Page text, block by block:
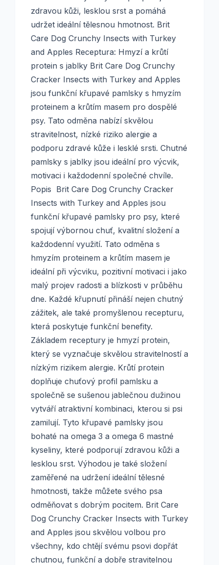
zdravou kůži, lesklou srst a pomáhá
udržet ideální tělesnou hmotnost. Brit
Care Dog Crunchy Insects with Turkey
and Apples Receptura: Hmyzí a krůtí
protein s jablky Brit Care Dog Crunchy
Cracker Insects with Turkey and Apples
jsou funkční křupavé pamlsky s hmyzím
proteinem a krůtím masem pro dospělé
psy. Tato odměna nabízí skvělou
stravitelnost, nízké riziko alergie a
podporu zdravé kůže i lesklé srsti. Chutné
pamlsky s jablky jsou ideální pro výcvik,
motivaci i každodenní společné chvíle.
Popis Brit Care Dog Crunchy Cracker
Insects with Turkey and Apples jsou
funkční křupavé pamlsky pro psy, které
spojují výbornou chuť, kvalitní složení a
každodenní využití. Tato odměna s
hmyzím proteinem a krůtím masem je
ideální při výcviku, pozitivní motivaci i jako
malý projev radosti a blízkosti v průběhu
dne. Každé křupnutí přináší nejen chutný
zážitek, ale také promyšlenou recepturu,
která poskytuje funkční benefity.
Základem receptury je hmyzí protein,
který se vyznačuje skvělou stravitelností a
nízkým rizikem alergie. Krůtí protein
doplňuje chuťový profil pamlsku a
společně se sušenou jablečnou dužinou
vytváří atraktivní kombinaci, kterou si psi
zamilují. Tyto křupavé pamlsky jsou
bohaté na omega 3 a omega 6 mastné
kyseliny, které podporují zdravou kůži a
lesklou srst. Výhodou je také složení
zaměřené na udržení ideální tělesné
hmotnosti, takže můžete svého psa
odměňovat s dobrým pocitem. Brit Care
Dog Crunchy Cracker Insects with Turkey
and Apples jsou skvělou volbou pro
všechny, kdo chtějí svému psovi dopřát
chutnou, funkční a dobře stravitelnou